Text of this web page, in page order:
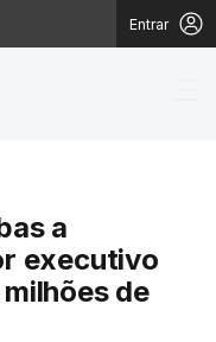
Entrar
de
a
executivo
de